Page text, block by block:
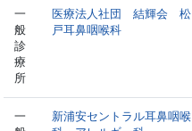
一
般
診
療
所
医療法人社団 結輝会 松
戸耳鼻咽喉科
一
新浦安セントラル耳鼻咽喉